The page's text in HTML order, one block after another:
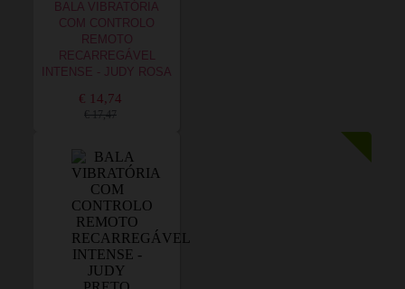
BALA VIBRATÓRIA
COM CONTROLO
REMOTO
RECARREGÁVEL
INTENSE - JUDY ROSA
€ 14,74
€ 17,47